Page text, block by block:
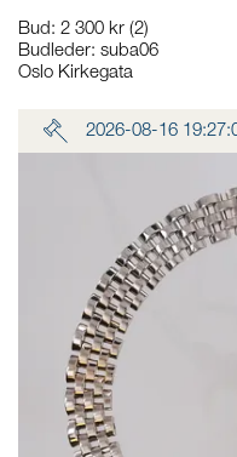
Bud: 2 300 kr (2)
Budleder: suba06
Oslo Kirkegata
2026-08-16